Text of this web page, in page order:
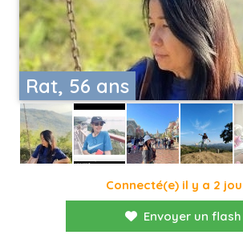
Rat, 56 ans
Connecté(e) il y a 2
Envoyer un flash